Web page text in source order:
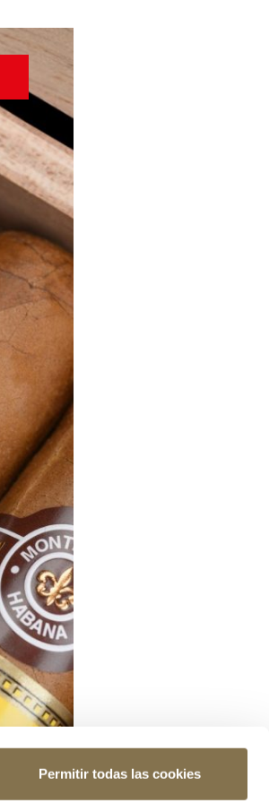
Permitir todas las cookies